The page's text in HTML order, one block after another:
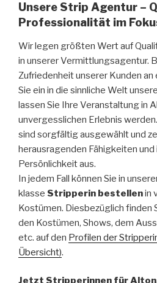
Unsere Strip Agentur –
Professionalität im
Wir legen größten Wert auf
in unserer Vermittlungsagentur.
Zufriedenheit unserer Kunden an
Sie ein in die sinnliche Welt
lassen Sie Ihre Veranstaltung in
unvergesslichen Erlebnis
sind sorgfältig ausgewählt und
herausragenden Fähigkeiten und
Persönlichkeit aus.
In jedem Fall können Sie in
klasse Stripperin bestellenin
Kostümen. Diesbezüglich finden
den Kostümen, Shows, dem
etc. auf den Profilen der
Übersicht).
Jetzt Stripperinnen für